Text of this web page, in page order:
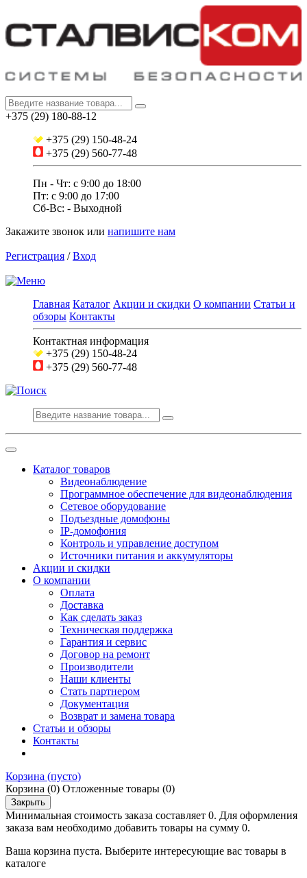
+375 (29) 180-88-12
+375 (29) 150-48-24
+375 (29) 560-77-48
Пн - Чт: с 9:00 до 18:00
Пт: c 9:00 до 17:00
Сб-Вс: - Выходной
Закажите звонок или напишите нам
Регистрация /Вход
Главная Каталог Акции и скидки О компании Статьи и
обзоры Контакты
Контактная информация
+375 (29) 150-48-24
+375 (29) 560-77-48
Каталог товаров
Видеонаблюдение
Программное обеспечение для видеонаблюдения
Сетевое оборудование
Подъездные домофоны
IP-домофония
Контроль и управление доступом
Источники питания и аккумуляторы
Акции и скидки
О компании
Оплата
Доставка
Как сделать заказ
Техническая поддержка
Гарантия и сервис
Договор на ремонт
Производители
Наши клиенты
Стать партнером
Документация
Возврат и замена товара
Статьи и обзоры
Контакты
Корзина (пусто)
Корзина (0) Отложенные товары (0)
Закрыть
Минимальная стоимость заказа составляет 0. Для оформления
заказа вам необходимо добавить товары на сумму 0.
Ваша корзина пуста. Выберите интересующие вас товары в
каталоге